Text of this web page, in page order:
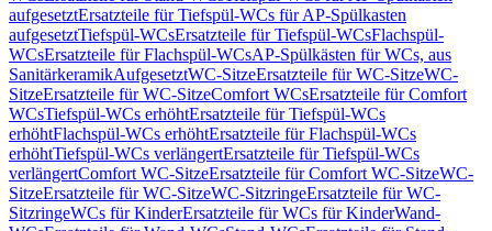
aufgesetztErsatzteile für Tiefspül-WCs für AP-Spülkasten
aufgesetztTiefspül-WCsErsatzteile für Tiefspül-WCsFlachspül-
WCsErsatzteile für Flachspül-WCsAP-Spülkästen für WCs, aus
SanitärkeramikAufgesetztWC-SitzeErsatzteile für WC-SitzeWC-
SitzeErsatzteile für WC-SitzeComfort WCsErsatzteile für Comfort
WCsTiefspül-WCs erhöhtErsatzteile für Tiefspül-WCs
erhöhtFlachspül-WCs erhöhtErsatzteile für Flachspül-WCs
erhöhtTiefspül-WCs verlängertErsatzteile für Tiefspül-WCs
verlängertComfort WC-SitzeErsatzteile für Comfort WC-SitzeWC-
SitzeErsatzteile für WC-SitzeWC-SitzringeErsatzteile für WC-
SitzringeWCs für KinderErsatzteile für WCs für KinderWand-